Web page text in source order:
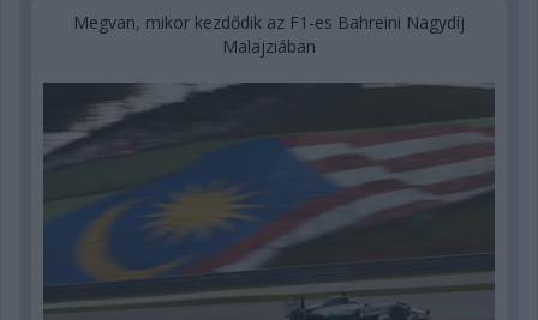
Megvan, mikor kezdődik az F1-es Bahreini Nagydíj
Malajziában